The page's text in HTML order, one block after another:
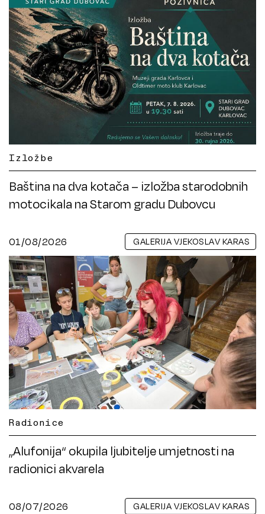
Izložbe
Baština na dva kotača – izložba starodobnih
motocikala na Starom gradu Dubovcu
01/08/2026 GALERIJA VJEKOSLAV KARAS
Radionice
„Alufonija“ okupila ljubitelje umjetnosti na
radionici akvarela
08/07/2026 GALERIJA VJEKOSLAV KARAS